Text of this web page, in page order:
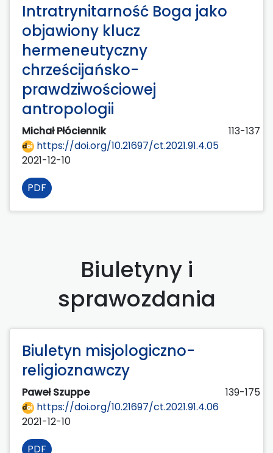
Intratrynitarność Boga jako
objawiony klucz
hermeneutyczny
chrześcijańsko-
prawdziwościowej
antropologii
Michał Płóciennik
113-137
https://doi.org/10.21697/ct.2021.91.4.05
2021-12-10
PDF
Biuletyny i
sprawozdania
Biuletyn misjologiczno-
religioznawczy
Paweł Szuppe
139-175
https://doi.org/10.21697/ct.2021.91.4.06
2021-12-10
PDF